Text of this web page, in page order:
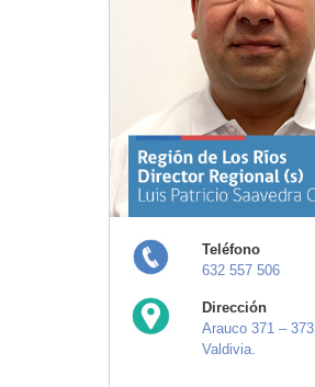
Teléfono
632 557 506
Dirección
Arauco 371 – 373,
Valdivia.